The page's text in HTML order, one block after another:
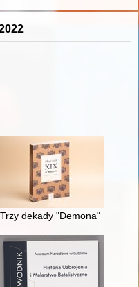
XIV wieku
Trzy dekady "Demona" : dzieje